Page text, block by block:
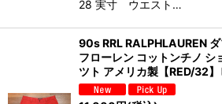
28 実寸 ウエスト…
90s RRL RALPHLAUREN
フローレン コットンチノ シ
ツト アメリカ製【RED/32